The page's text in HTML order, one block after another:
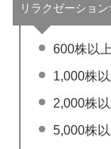
リラクゼーショ
600株以
1,000株
2,000株
5,000株